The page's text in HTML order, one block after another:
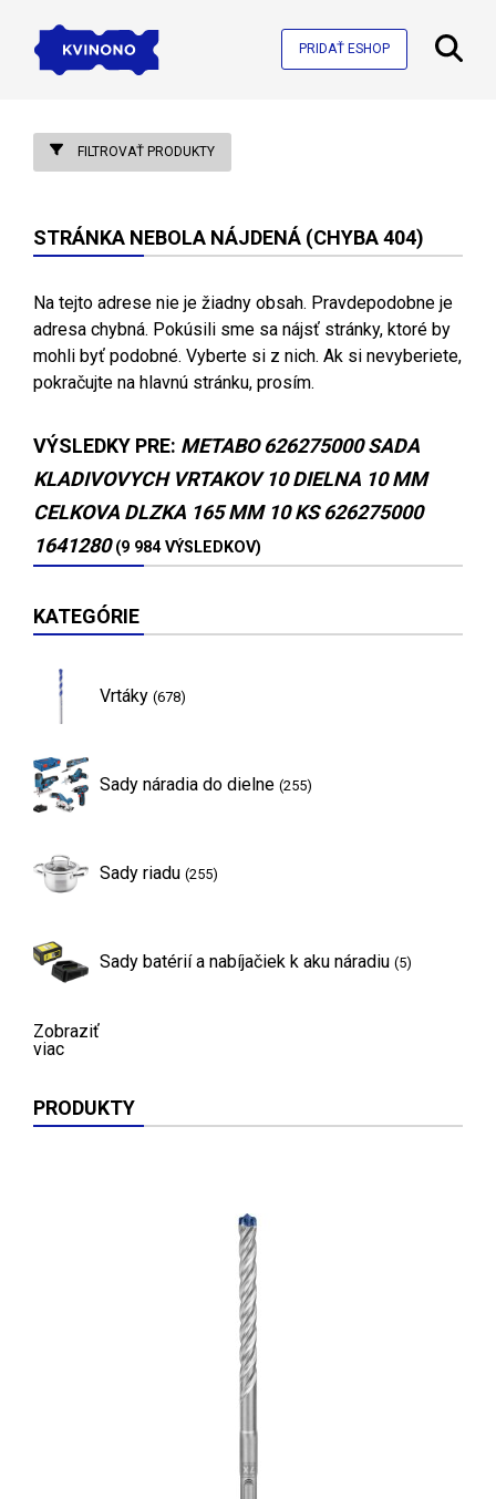
PRIDAŤ ESHOP
FILTROVAŤ PRODUKTY
STRÁNKA NEBOLA NÁJDENÁ (CHYBA 404)
Na tejto adrese nie je žiadny obsah. Pravdepodobne je
adresa chybná. Pokúsili sme sa nájsť stránky, ktoré by
mohli byť podobné. Vyberte si z nich. Ak si nevyberiete,
pokračujte na hlavnú stránku, prosím.
VÝSLEDKY PRE: METABO 626275000 SADA
KLADIVOVYCH VRTAKOV 10 DIELNA 10 MM
CELKOVA DLZKA 165 MM 10 KS 626275000
1641280 (9 984 VÝSLEDKOV)
KATEGÓRIE
Vrtáky (678)
Sady náradia do dielne (255)
Sady riadu (255)
Sady batérií a nabíjačiek k aku náradiu (5)
Zobraziť
viac
PRODUKTY